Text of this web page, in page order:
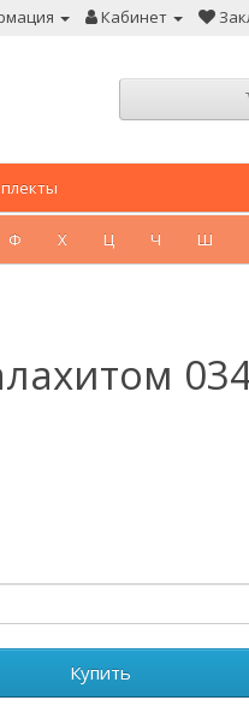
Кабинет
Ф Х Ц Ч Ш
Купить